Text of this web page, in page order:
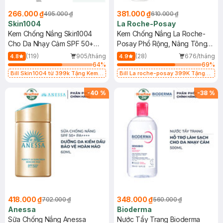
266.000 ₫495.000 ₫
Skin1004
Kem Chống Nắng Skin1004
Cho Da Nhạy Cảm SPF 50+
50ml
4.8 (119)
905/tháng
64%
Bill Skin1004 từ 399k Tặng Kem
SPF 50+ 20ml (SL Có Hạn)
381.000 ₫610.000 ₫
La Roche-Posay
Kem Chống Nắng La Roche-
Posay Phổ Rộng, Nâng Tông
Kiềm Dầu 50ml
4.9 (28)
676/tháng
69%
Bill La roche-posay 399K Tặng
(SL có hạn)
-40 %
418.000 ₫702.000 ₫
Anessa
Sữa Chống Nắng Anessa
-38 %
348.000 ₫560.000 ₫
Bioderma
Nước Tẩy Trang Bioderma